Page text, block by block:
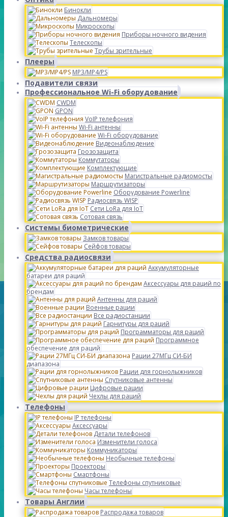
Бинокли
Дальномеры
Микроскопы
Приборы ночного видения
Телескопы
Трубы зрительные
Плееры
MP3/MP4/PS
Подавители связи
Профессиональное Wi-Fi оборудование
CWDM
GPON
VoIP телефония
Wi-Fi антенны
Wi-Fi оборудование
Видеонаблюдение
Грозозащита
Коммутаторы
Комплектующие
Магистральные радиомосты
Маршрутизаторы
Оборудование Powerline
Радиосвязь WISP
Сети LoRa для IoT
Сотовая связь
Системы биометрические
Замков товары
Сейфов товары
Средства радиосвязи
Аккумуляторные
батареи для раций
Аксессуары для раций по
брендам
Антенны для раций
Военные рации
Все радиостанции
Гарнитуры для раций
Программаторы для раций
Программное
обеспечение для раций
Рации 27МГц СИ-БИ
диапазона
Рации для горнолыжников
Спутниковые антенны
Цифровые рации
Чехлы для раций
Телефоны
IP телефоны
Аксессуары
Детали телефонов
Изменители голоса
Коммуникаторы
Необычные телефоны
Проекторы
Смартфоны
Телефоны спутниковые
Часы телефоны
Товары Англии
Распродажа товаров